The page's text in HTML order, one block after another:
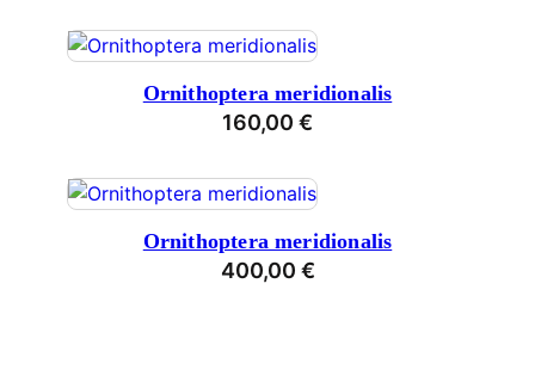
Ornithoptera meridionalis
160,00 €
Ornithoptera meridionalis
400,00 €